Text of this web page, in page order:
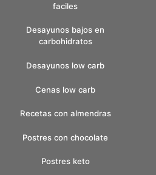
faciles
Desayunos bajos en
carbohidratos
Desayunos low carb
Cenas low carb
Recetas con almendras
Postres con chocolate
Postres keto